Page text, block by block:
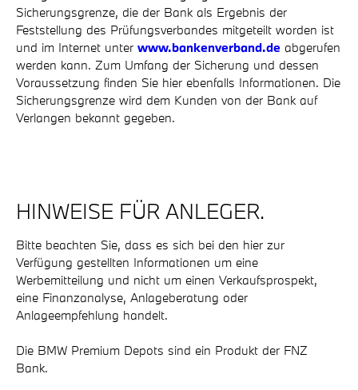
Sicherungsgrenze, die der Bank als Ergebnis der
Feststellung des Prüfungsverbandes mitgeteilt worden ist
und im Internet unter www.bankenverband.de abgerufen
werden kann. Zum Umfang der Sicherung und dessen
Voraussetzung finden Sie hier ebenfalls Informationen. Die
Sicherungsgrenze wird dem Kunden von der Bank auf
Verlangen bekannt gegeben.
HINWEISE FÜR ANLEGER.
Bitte beachten Sie, dass es sich bei den hier zur
Verfügung gestellten Informationen um eine
Werbemitteilung und nicht um einen Verkaufsprospekt,
eine Finanzanalyse, Anlageberatung oder
Anlageempfehlung handelt.
Die BMW Premium Depots sind ein Produkt der FNZ
Bank.